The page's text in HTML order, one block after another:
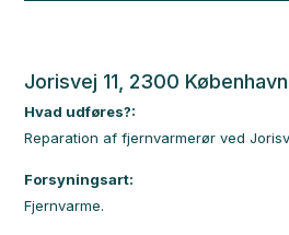
Jorisvej 11, 2300
Hvad udføres?:
Reparation af fjernvarmerør ved
Forsyningsart:
Fjernvarme.